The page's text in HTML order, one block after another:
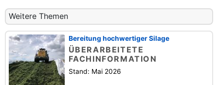
Weitere Themen
Bereitung hochwertiger Silage
ÜBERARBEITETE
FACHINFORMATION
Stand: Mai 2026